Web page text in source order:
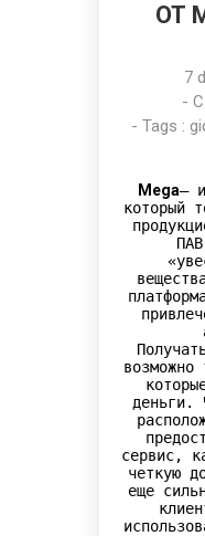
ОТ
7
-
- Tags :
Mega–
который
возможно
деньги.
сервис,
четкую
еще